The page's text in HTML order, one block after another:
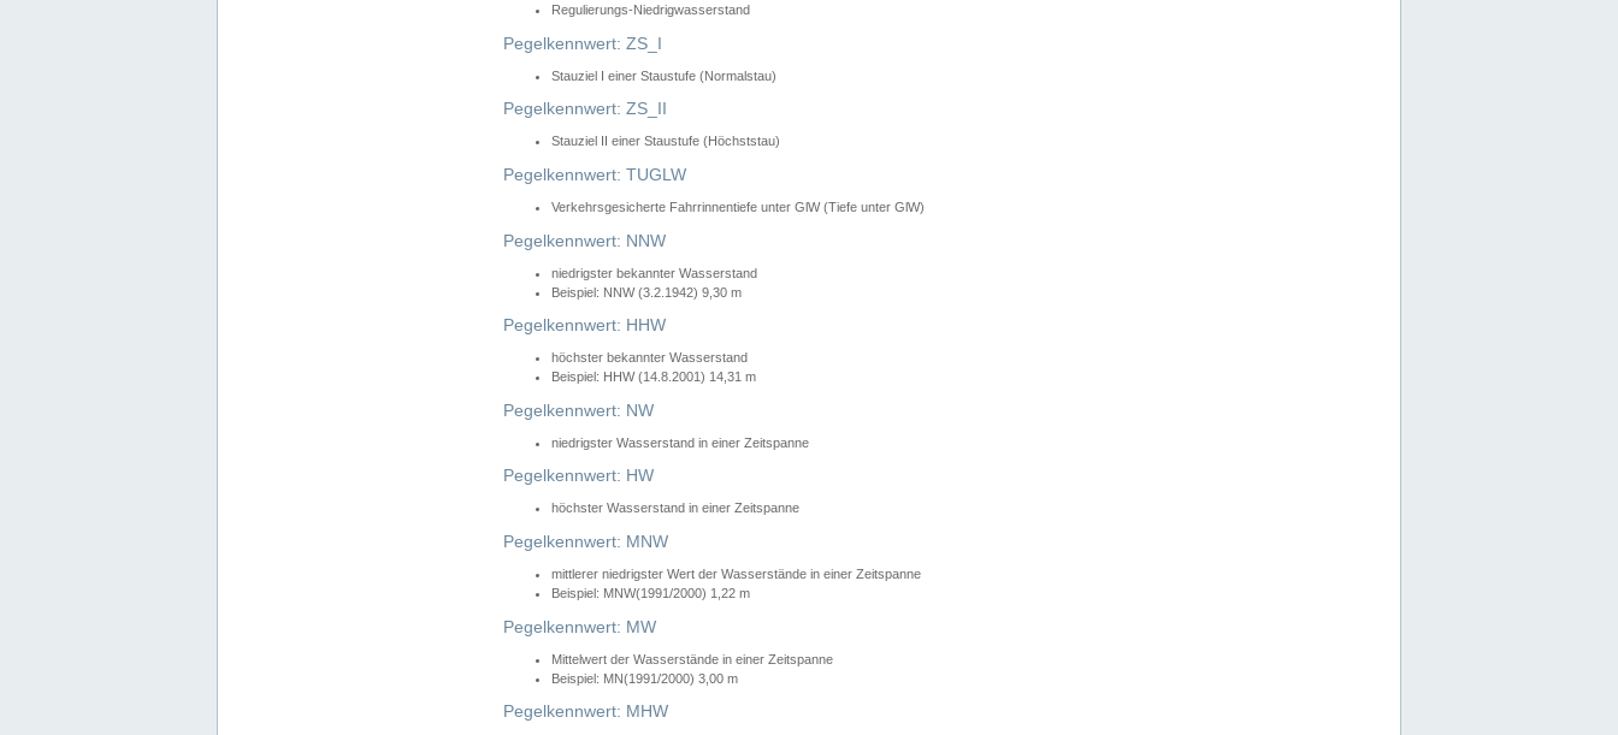
Regulierungs-Niedrigwasserstand
Pegelkennwert: ZS_I
Stauziel I einer Staustufe (Normalstau)
Pegelkennwert: ZS_II
Stauziel II einer Staustufe (Höchststau)
Pegelkennwert: TUGLW
Verkehrsgesicherte Fahrrinnentiefe unter GlW (Tiefe unter GlW)
Pegelkennwert: NNW
niedrigster bekannter Wasserstand
Beispiel: NNW (3.2.1942) 9,30 m
Pegelkennwert: HHW
höchster bekannter Wasserstand
Beispiel: HHW (14.8.2001) 14,31 m
Pegelkennwert: NW
niedrigster Wasserstand in einer Zeitspanne
Pegelkennwert: HW
höchster Wasserstand in einer Zeitspanne
Pegelkennwert: MNW
mittlerer niedrigster Wert der Wasserstände in einer Zeitspanne
Beispiel: MNW(1991/2000) 1,22 m
Pegelkennwert: MW
Mittelwert der Wasserstände in einer Zeitspanne
Beispiel: MN(1991/2000) 3,00 m
Pegelkennwert: MHW